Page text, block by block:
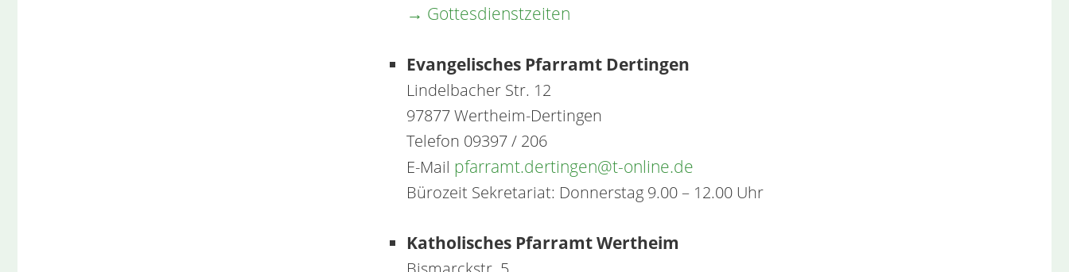
→ Gottesdienstzeiten
Evangelisches Pfarramt Dertingen
Lindelbacher Str. 12
97877 Wertheim-Dertingen
Telefon 09397 / 206
E-Mail pfarramt.dertingen@t-online.de
Bürozeit Sekretariat: Donnerstag 9.00 – 12.00 Uhr
Katholisches Pfarramt Wertheim